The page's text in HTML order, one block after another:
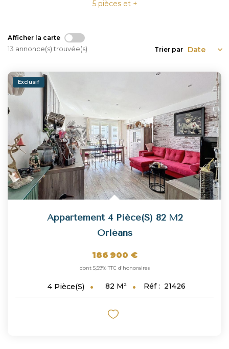
5 pièces et +
Afficher la carte
13 annonce(s) trouvée(s) Trier par
Exclusif
Appartement 4 Pièce(s) 82 M2
Orléans
186 900 €
dont 5,59% TTC d'honoraires
4 Pièce(s) 82 M² Réf : 21426